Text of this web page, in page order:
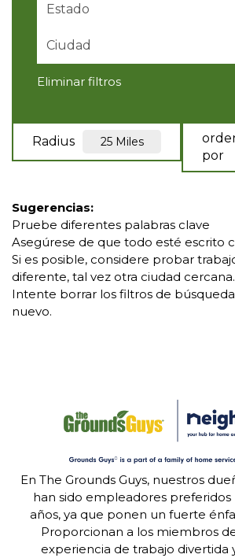
Estado
Ciudad
Eliminar filtros
Radius 25 Miles
por
Sugerencias:
Pruebe diferentes palabras clave
Asegúrese de que todo esté escrito
Si es posible, considere probar
diferente, tal vez otra ciudad cercana.
Intente borrar los filtros de
nuevo.
En The Grounds Guys, nuestros
han sido empleadores preferidos
años, ya que ponen un fuerte
Proporcionan a los miembros
experiencia de trabajo divertida